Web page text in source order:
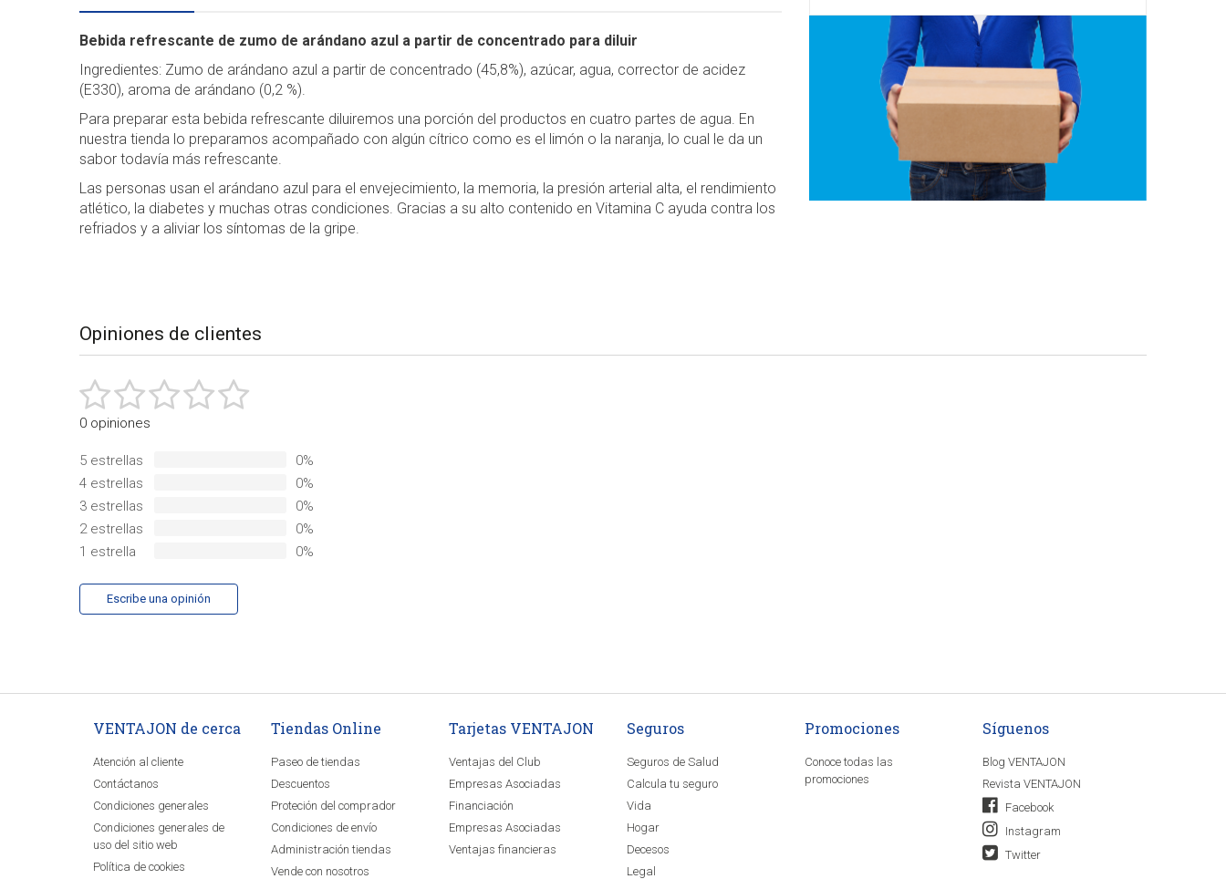
Bebida refrescante de zumo de arándano azul a partir de concentrado para diluir
Ingredientes: Zumo de arándano azul a partir de concentrado (45,8%), azúcar, agua, corrector de acidez
(E330), aroma de arándano (0,2 %).
Para preparar esta bebida refrescante diluiremos una porción del productos en cuatro partes de agua. En
nuestra tienda lo preparamos acompañado con algún cítrico como es el limón o la naranja, lo cual le da un
sabor todavía más refrescante.
Las personas usan el arándano azul para el envejecimiento, la memoria, la presión arterial alta, el rendimiento
atlético, la diabetes y muchas otras condiciones. Gracias a su alto contenido en Vitamina C ayuda contra los
refriados y a aliviar los síntomas de la gripe.
detalles
del
producto
Opiniones de clientes
0 opiniones
5 estrellas
0%
4 estrellas
0%
3 estrellas
0%
2 estrellas
0%
1 estrella
0%
Escribe una opinión
VENTAJON de cerca
Atención al cliente
Contáctanos
Condiciones generales
Condiciones generales de
uso del sitio web
Política de cookies
Tiendas Online
Paseo de tiendas
Descuentos
Proteción del comprador
Condiciones de envío
Administración tiendas
Vende con nosotros
Tarjetas VENTAJON
Ventajas del Club
Empresas Asociadas
Financiación
Empresas Asociadas
Ventajas financieras
Seguros
Seguros de Salud
Calcula tu seguro
Vida
Hogar
Decesos
Legal
Promociones
Conoce todas las
promociones
Síguenos
Blog VENTAJON
Revista VENTAJON
Facebook
Instagram
Twitter